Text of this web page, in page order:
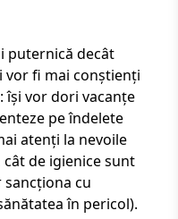
puternică decât
vor fi mai conștienți
își vor dori vacanțe
pe îndelete
atenți la nevoile
de igienice sunt
cu
în pericol).